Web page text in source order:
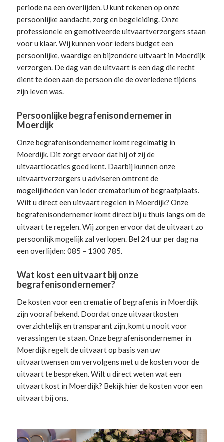
periode na een overlijden. U kunt rekenen op onze
persoonlijke aandacht, zorg en begeleiding.Onze
professionele en gemotiveerde uitvaartverzorgers staan
voor u klaar. Wij kunnen voor ieders budget een
persoonlijke, waardige en bijzondere uitvaart in Moerdijk
verzorgen. De dag van de uitvaart is een dag die recht
dient te doen aan de persoon die de overledene tijdens
zijn leven was.
Persoonlijke begrafenisondernemer in
Moerdijk
Onze begrafenisondernemer komt regelmatig in
Moerdijk. Dit zorgt ervoor dat hij of zij de
uitvaartlocaties goed kent. Daarbij kunnen onze
uitvaartverzorgers u adviseren omtrent de
mogelijkheden van ieder crematorium of begraafplaats.
Wilt u direct een uitvaart regelen in Moerdijk? Onze
begrafenisondernemer komt direct bij u thuis langs om de
uitvaart te regelen. Wij zorgen ervoor dat de uitvaart zo
persoonlijk mogelijk zal verlopen. Bel 24 uur per dag na
een overlijden: 085 – 1300 785.
Wat kost een uitvaart bij onze
begrafenisondernemer?
De kosten voor een crematie of begrafenis in Moerdijk
zijn vooraf bekend. Doordat onze uitvaartkosten
overzichtelijk en transparant zijn, komt u nooit voor
verassingen te staan. Onze begrafenisondernemer in
Moerdijkregelt de uitvaartop basis van uw
uitvaartwensen om vervolgens met u de kosten voor de
uitvaart te bespreken. Wilt u direct weten wat een
uitvaart kost in Moerdijk? Bekijk hier dekosten voor een
uitvaartbij ons.